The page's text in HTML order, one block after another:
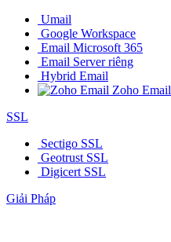
Umail
Google Workspace
Email Microsoft 365
Email Server riêng
Hybrid Email
Zoho Email
SSL
Sectigo SSL
Geotrust SSL
Digicert SSL
Giải Pháp